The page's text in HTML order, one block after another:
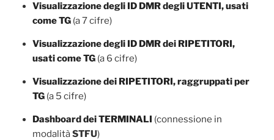
Visualizzazione degli ID DMR degli UTENTI, usati
come TG(a 7 cifre)
Visualizzazione degli ID DMR dei RIPETITORI,
usati come TG(a 6 cifre)
Visualizzazione dei RIPETITORI, raggruppati per
TG(a 5 cifre)
Dashboard dei TERMINALI (connessione in
modalitàSTFU)